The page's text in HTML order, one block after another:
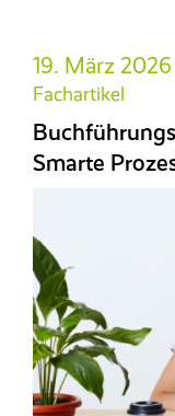
19. März 2026
Fachartikel
Smarte